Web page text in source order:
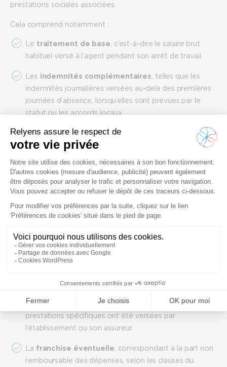
prestations sociales associées.
Cela comprend notamment :
Le traitement de base , c’est-à-dire le salaire brut
habituel versé à l’agent pendant son arrêt de travail.
Les indemnités complémentaires , telles que les
indemnités journalières versées au-delà des premières
journées d’absence, lorsqu’elles sont prévues par le
statut ou les accords locaux.
Lesprimes et indemnités annexes
, notamment
celles liées à la fonction ou aux conditions particulières
Les frais médicaux
, dans la mesure où ils sont à la
charge de l’établissement ou de son assureur statutaire,
incluant soins, examens, rééducation ou frais
hospitaliers directement liés à l’accident.
Lescharges patronales, c’est-à-dire les cotisations
sociales que l’employeur continue à verser durant
l’arrêt, conformément au droit social et au statut de la
accident ayant entraîné le décès de l’agent et que des
prestations spécifiques ont été versées par
l’établissement ou son assureur.
La franchise éventuelle , correspondant à la part non
remboursable des dépenses, selon les clauses du